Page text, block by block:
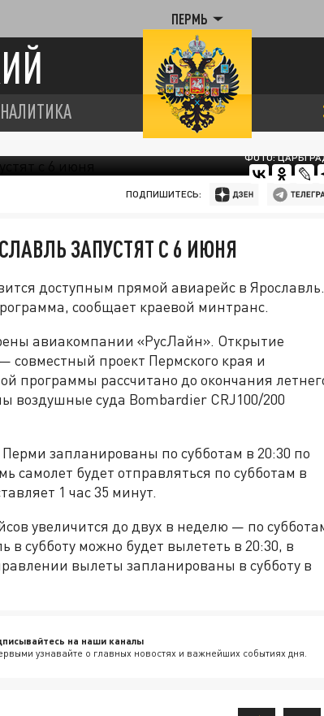
ПЕРМЬ
ФОТО:
ПОДПИШИТЕСЬ:
ЗАПУСТЯТ С 6 ИЮНЯ
доступным прямой авиарейс в Ярославль.
сообщает краевой минтранс.
авиакомпании «РусЛайн». Открытие
совместный проект Пермского края и
программы рассчитано до окончания
воздушные суда Bombardier CRJ100/200
запланированы по субботам в 20:30 по
самолет будет отправляться по субботам в
1 час 35 минут.
увеличится до двух в неделю — по
субботу можно будет вылететь в 20:30, в
вылеты запланированы в субботу в
на наши каналы
узнавайте о главных новостях и важнейших событиях дня.